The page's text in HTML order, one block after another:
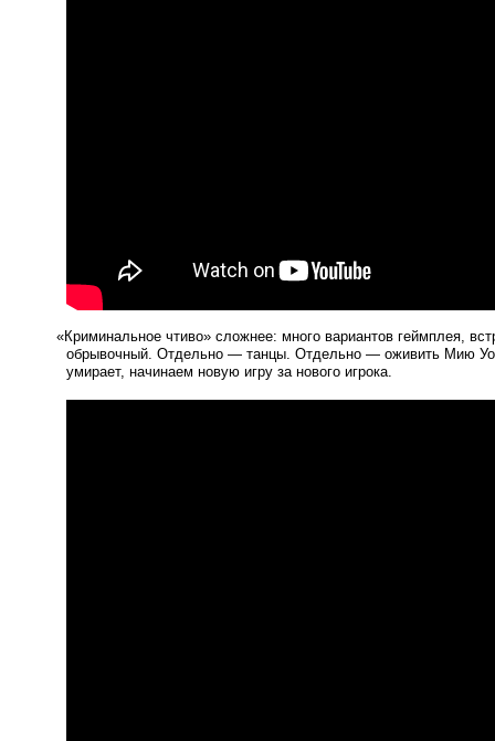
«Криминальное чтиво» сложнее: много вариантов геймплея,
обрывочный. Отдельно — танцы. Отдельно — оживить Мию
умирает, начинаем новую игру за нового игрока.